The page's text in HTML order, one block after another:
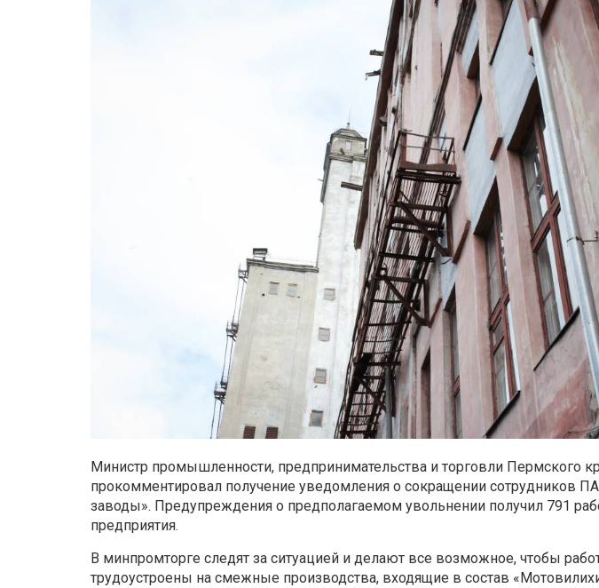
Министр промышленности, предпринимательства и торговли Пермского
прокомментировал получение уведомления о сокращении сотрудников
заводы». Предупреждения о предполагаемом увольнении получил 791
предприятия.
В минпромторге следят за ситуацией и делают все возможное, чтобы
трудоустроены на смежные производства, входящие в состав